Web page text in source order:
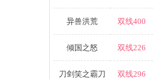
异兽洪荒 双线400
倾国之怒 双线226
刀剑笑之霸刀 双线296